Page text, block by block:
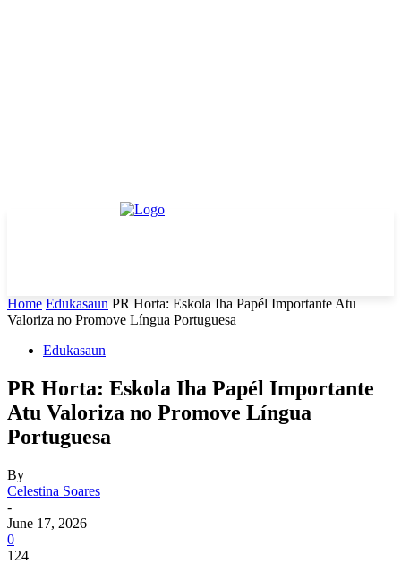
Home Edukasaun PR Horta: Eskola Iha Papél Importante Atu
Valoriza no Promove Língua Portuguesa
Edukasaun
PR Horta: Eskola Iha Papél Importante
Atu Valoriza no Promove Língua
Portuguesa
By
Celestina Soares
-
June 17, 2026
0
124